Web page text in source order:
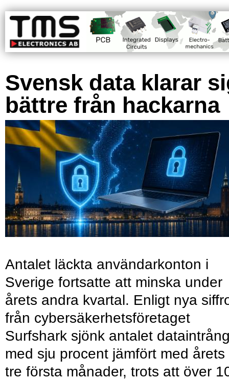
Svensk data klarar
bättre från hackarna
Antalet läckta användarkonton i
Sverige fortsatte att minska under
årets andra kvartal. Enligt nya
från cybersäkerhetsföretaget
Surfshark sjönk antalet
med sju procent jämfört med årets
tre första månader, trots att över